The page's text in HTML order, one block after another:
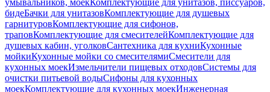
умывальников, моекКомплектующие для унитазов, писсуаров,
бидеБачки для унитазовКомплектующие для душевых
гарнитуровКомплектующие для сифонов,
траповКомплектующие для смесителейКомплектующие для
душевых кабин, уголковСантехника для кухниКухонные
мойкиКухонные мойки со смесителямиСмесители для
кухонных моекИзмельчители пищевых отходовСистемы для
очистки питьевой водыСифоны для кухонных
моекКомплектующие для кухонных моекИнженерная